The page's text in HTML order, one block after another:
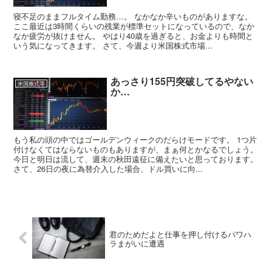
寝不足のままフルタイム勤務…。 なかなか辛いものがありますな。
ここ最近は3時間くらいの残業が標準セットになっているので、なか
なか疲労が抜けません。 やはり40歳を過ぎると、お金よりも時間と
いう気になってきます。 さて、今週より米国株式市場...
米国株式等 あっさり155円突破してるやない
か…
もう私の頭の中ではゴールデンウィークのだらけモードです。 1つ片
付けなくてはならないものもありますが、まぁ何とかなるでしょう。
今日と明日は流して、週末の秋田遠征に備えたいと思っております。
さて、26日の夜に為替介入した場合、ドル買いに向...
君のためだよと仕事を押し付けるパワハ
ラまがいに遭遇